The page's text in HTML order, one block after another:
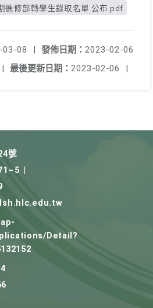
進修部轉學生錄取名單 公布.pdf
發佈日期： 2023-02-06
03-08
|
最後更新日期： 2023-02-06 |
|
號
Detail?